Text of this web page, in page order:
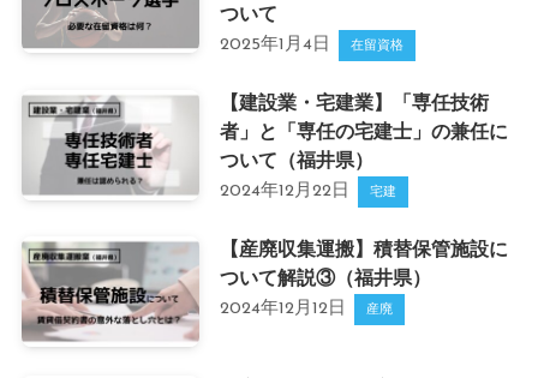
ついて
2025年1月4日 在留資格
【建設業・宅建業】「専任技術
者」と「専任の宅建士」の兼任に
ついて（福井県）
2024年12月22日 宅建
【産廃収集運搬】積替保管施設に
ついて解説③（福井県）
2024年12月12日 産廃